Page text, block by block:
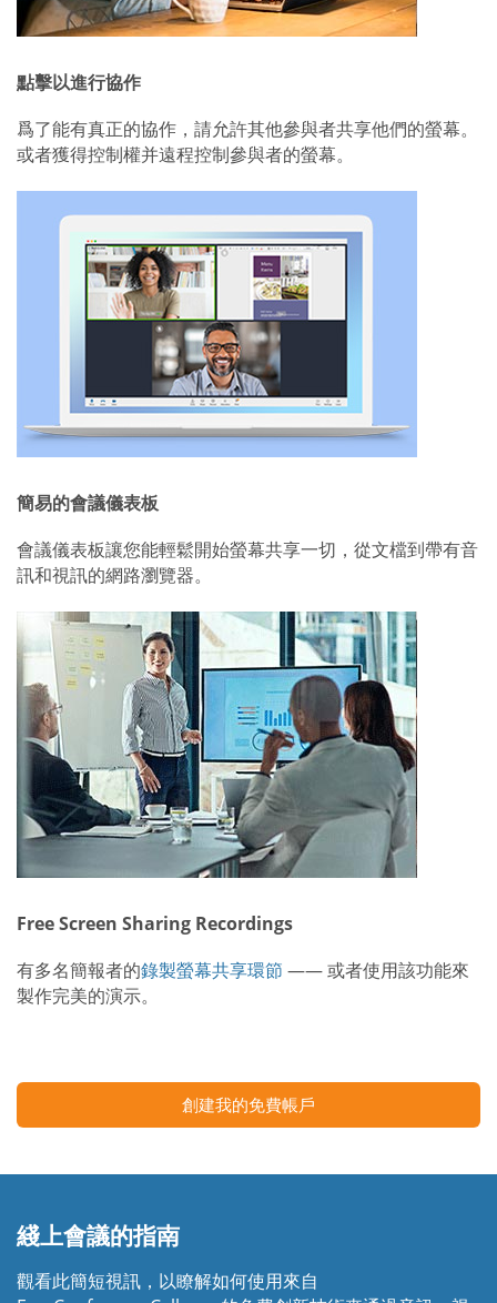
點擊以進行協作
爲了能有真正的協作，請允許其他參與者共享他們的螢幕。
或者獲得控制權并遠程控制參與者的螢幕。
簡易的會議儀表板
會議儀表板讓您能輕鬆開始螢幕共享一切，從文檔到帶有音
訊和視訊的網路瀏覽器。
Free Screen Sharing Recordings
有多名簡報者的錄製螢幕共享環節 —— 或者使用該功能來
製作完美的演示。
創建我的免費帳戶
綫上會議的指南
觀看此簡短視訊，以瞭解如何使用來自